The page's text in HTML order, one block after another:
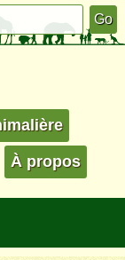
À propos